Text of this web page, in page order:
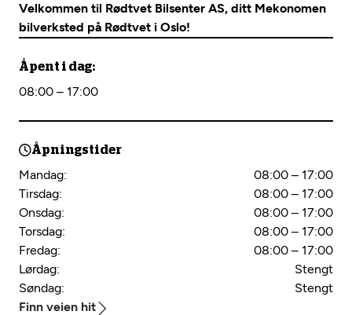
Velkommen til Rødtvet Bilsenter AS, ditt Mekonomen
bilverksted på Rødtvet i Oslo!
Åpent i dag:
08:00 – 17:00
Åpningstider
Mandag:
08:00 – 17:00
Tirsdag:
08:00 – 17:00
Onsdag:
08:00 – 17:00
Torsdag:
08:00 – 17:00
Fredag:
08:00 – 17:00
Lørdag:
Stengt
Søndag:
Stengt
Finn veien hit